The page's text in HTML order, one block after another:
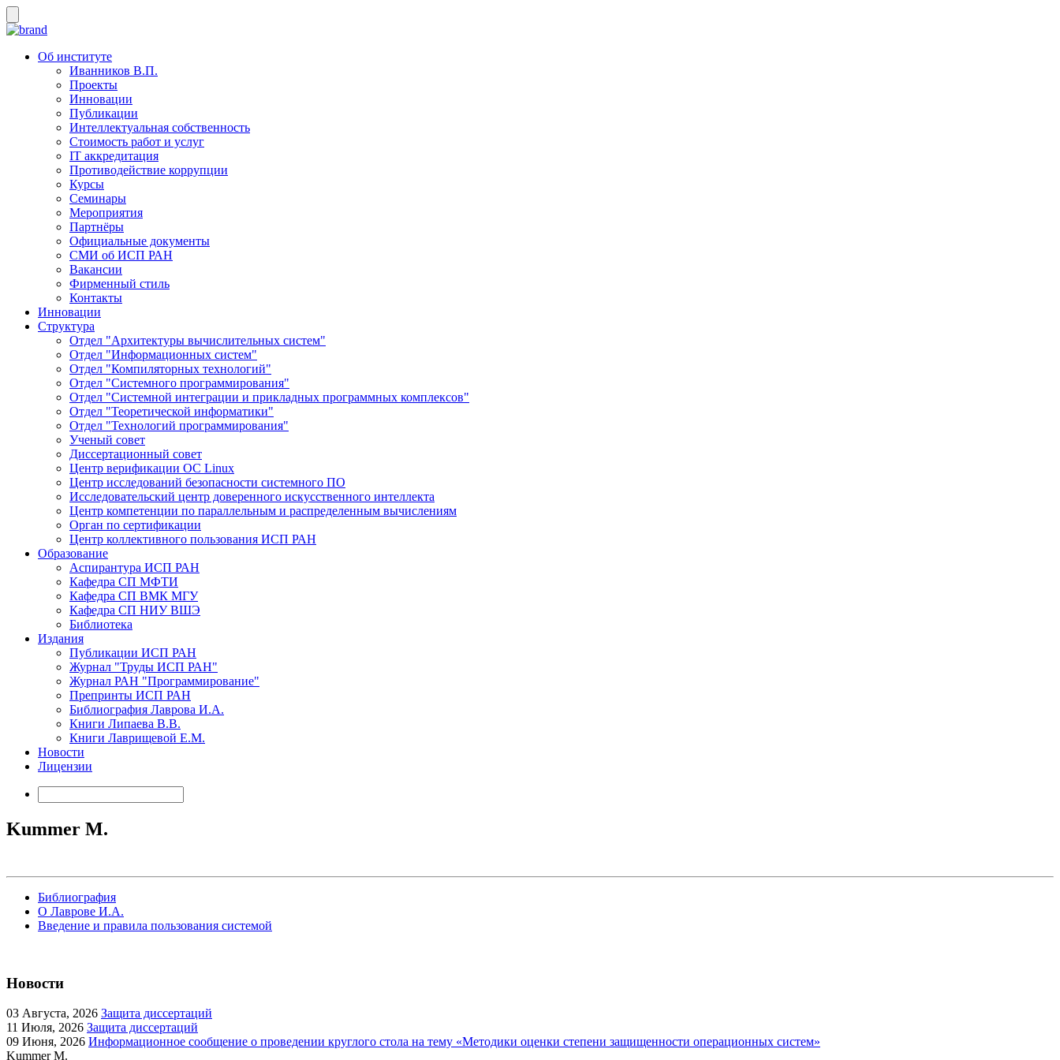
Об институте
Иванников В.П.
Проекты
Инновации
Публикации
Интеллектуальная собственность
Стоимость работ и услуг
IT аккредитация
Противодействие коррупции
Курсы
Семинары
Мероприятия
Партнёры
Официальные документы
СМИ об ИСП РАН
Вакансии
Фирменный стиль
Контакты
Инновации
Структура
Отдел "Архитектуры вычислительных систем"
Отдел "Информационных систем"
Отдел "Компиляторных технологий"
Отдел "Системного программирования"
Отдел "Системной интеграции и прикладных программных комплексов"
Отдел "Теоретической информатики"
Отдел "Технологий программирования"
Ученый совет
Диссертационный совет
Центр верификации ОС Linux
Центр исследований безопасности системного ПО
Исследовательский центр доверенного искусственного интеллекта
Центр компетенции по параллельным и распределенным вычислениям
Орган по сертификации
Центр коллективного пользования ИСП РАН
Образование
Аспирантура ИСП РАН
Кафедра СП МФТИ
Кафедра СП ВМК МГУ
Кафедра СП НИУ ВШЭ
Библиотека
Издания
Публикации ИСП РАН
Журнал "Труды ИСП РАН"
Журнал РАН "Программирование"
Препринты ИСП РАН
Библиография Лаврова И.А.
Книги Липаева В.В.
Книги Лаврищевой Е.М.
Новости
Лицензии
Kummer M.
Библиография
О Лаврове И.А.
Введение и правила пользования системой
Новости
03 Августа, 2026 Защита диссертаций
11 Июля, 2026 Защита диссертаций
09 Июня, 2026 Информационное сообщение о проведении круглого стола на тему «Методики оценки степени защищенности операционных систем»
Kummer M.